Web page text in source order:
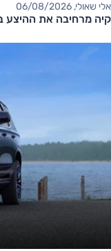
אלי שאולי, 06/08/2026
קיה מרחיבה את ההיצע